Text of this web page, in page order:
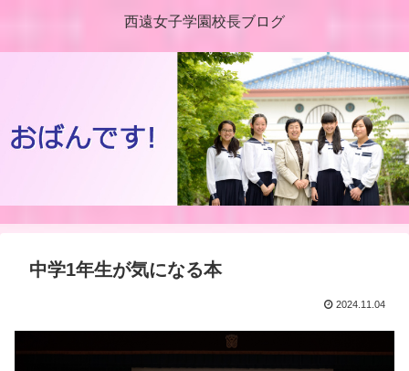
西遠女子学園校長ブログ
中学1年生が気になる本
2024.11.04